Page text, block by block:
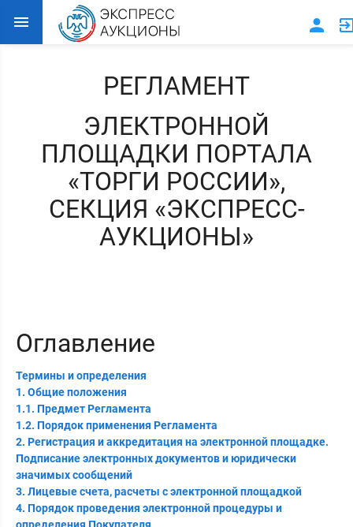
РЕГЛАМЕНТ
ЭЛЕКТРОННОЙ
ПЛОЩАДКИ ПОРТАЛА
«ТОРГИ РОССИИ»,
СЕКЦИЯ «ЭКСПРЕСС-
АУКЦИОНЫ»
Оглавление
Термины и определения
1. Общие положения
1.1. Предмет Регламента
1.2. Порядок применения Регламента
2. Регистрация и аккредитация на электронной площадке.
Подписание электронных документов и юридически
значимых сообщений
3. Лицевые счета, расчеты с электронной площадкой
4. Порядок проведения электронной процедуры и
определения Покупателя